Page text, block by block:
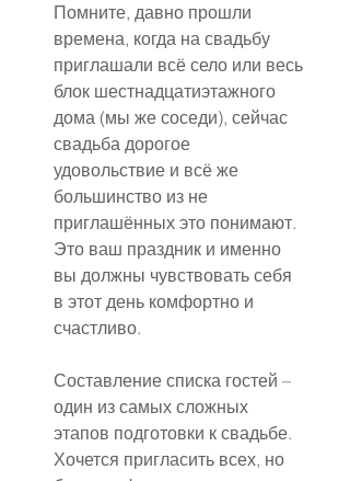
Помните, давно прошли
времена, когда на свадьбу
приглашали всё село или весь
блок шестнадцатиэтажного
дома (мы же соседи), сейчас
свадьба дорогое
удовольствие и всё же
большинство из не
приглашённых это понимают.
Это ваш праздник и именно
вы должны чувствовать себя
в этот день комфортно и
счастливо.
Составление списка гостей –
один из самых сложных
этапов подготовки к свадьбе.
Хочется пригласить всех, но